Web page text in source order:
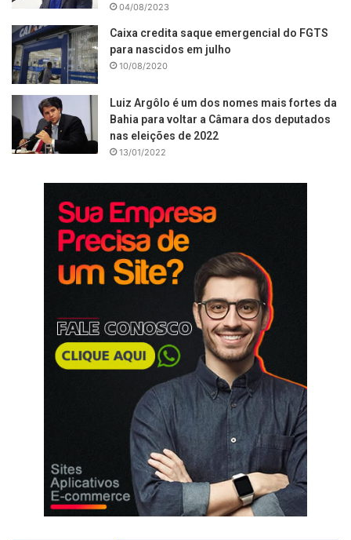
04/08/2023
Caixa credita saque emergencial do FGTS
para nascidos em julho
10/08/2020
Luiz Argôlo é um dos nomes mais fortes da
Bahia para voltar a Câmara dos deputados
nas eleições de 2022
13/01/2022